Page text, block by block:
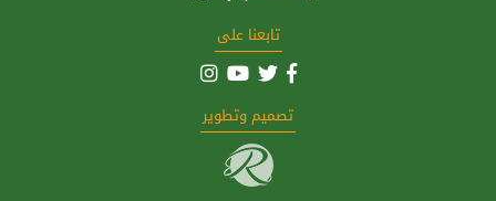
تابعنا على
تصميم وتطوير